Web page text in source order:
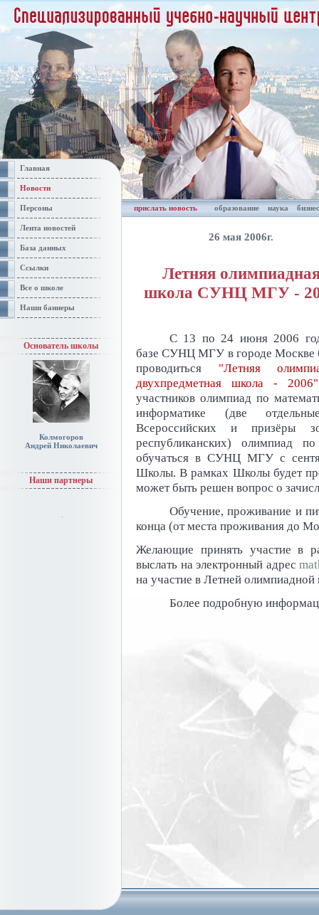
Главная
Новости
Персоны
Лента новостей
База данных
Ссылки
Все о школе
Наши баннеры
Основатель школы
Колмогоров
Андрей Николаевич
Наши партнеры
прислать новость образование наука бизнес
26 мая 2006г.
Летняя
школа СУНЦ МГУ -
С 13 по 24 июня 2006
базе СУНЦ МГУ в городе Москве
проводиться "Летняя
двухпредметная школа - 2006"
участников олимпиад по
информатике (две
Всероссийских и призёры
республиканских) олимпиад
обучаться в СУНЦ МГУ с
Школы. В рамках Школы будет
может быть решен вопрос о
Обучение, проживание и
конца (от места проживания до
Желающие принять участие в
выслать на электронный адрес
на участие в Летней олимпиадной
Более подробную